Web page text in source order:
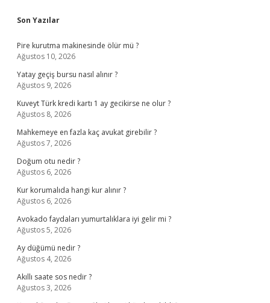
Sidebar
Son Yazılar
Pire kurutma makinesinde ölür mü ?
Ağustos 10, 2026
Yatay geçiş bursu nasıl alınır ?
Ağustos 9, 2026
Kuveyt Türk kredi kartı 1 ay gecikirse ne olur ?
Ağustos 8, 2026
Mahkemeye en fazla kaç avukat girebilir ?
Ağustos 7, 2026
Doğum otu nedir ?
Ağustos 6, 2026
Kur korumalıda hangi kur alınır ?
Ağustos 6, 2026
Avokado faydaları yumurtalıklara iyi gelir mi ?
Ağustos 5, 2026
Ay düğümü nedir ?
Ağustos 4, 2026
Akıllı saate sos nedir ?
Ağustos 3, 2026